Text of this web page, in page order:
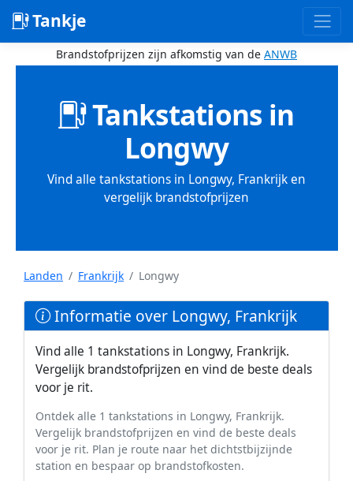
Tankje
Brandstofprijzen zijn afkomstig van de ANWB
Tankstations in
Longwy
Vind alle tankstations in Longwy, Frankrijk en
vergelijk brandstofprijzen
Landen Frankrijk Longwy
Informatie over Longwy, Frankrijk
Vind alle 1 tankstations in Longwy, Frankrijk.
Vergelijk brandstofprijzen en vind de beste deals
voor je rit.
Ontdek alle 1 tankstations in Longwy, Frankrijk.
Vergelijk brandstofprijzen en vind de beste deals
voor je rit. Plan je route naar het dichtstbijzijnde
station en bespaar op brandstofkosten.